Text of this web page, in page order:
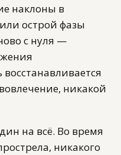
наклоны в
острой фазы
с нуля —
никакой
на всё. Во время
никакого